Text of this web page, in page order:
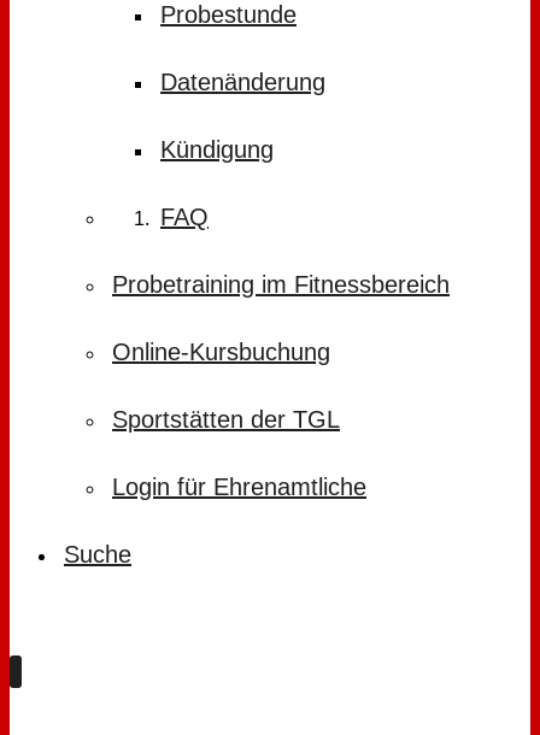
Probestunde
Datenänderung
Kündigung
FAQ
Probetraining im Fitnessbereich
Online-Kursbuchung
Sportstätten der TGL
Login für Ehrenamtliche
Suche